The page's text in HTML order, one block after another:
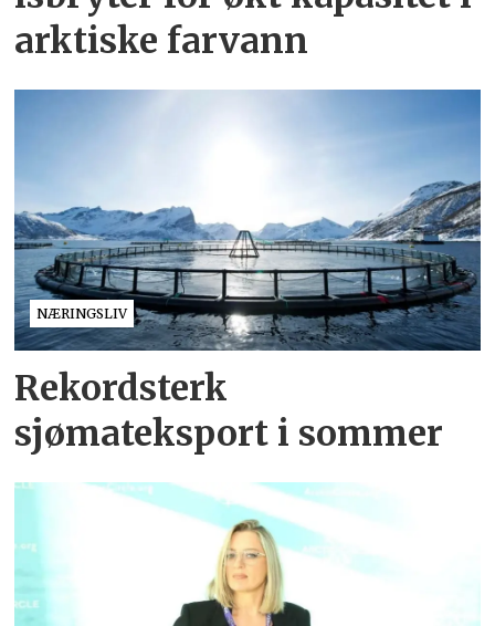
arktiske farvann
NÆRINGSLIV
Rekordsterk
sjømateksport i sommer